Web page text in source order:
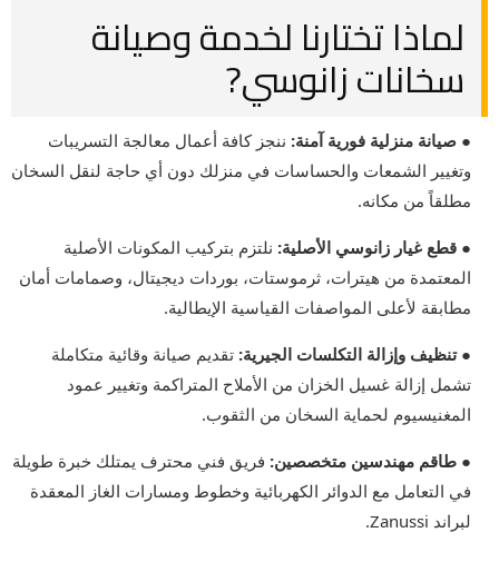
لماذا تختارنا لخدمة وصيانة
سخانات زانوسي?
● صيانة منزلية فورية آمنة: ننجز كافة أعمال معالجة التسريبات
وتغيير الشمعات والحساسات في منزلك دون أي حاجة لنقل السخان
مطلقاً من مكانه.
● قطع غيار زانوسي الأصلية: نلتزم بتركيب المكونات الأصلية
المعتمدة من هيترات، ثرموستات، بوردات ديجيتال، وصمامات أمان
مطابقة لأعلى المواصفات القياسية الإيطالية.
● تنظيف وإزالة التكلسات الجيرية: تقديم صيانة وقائية متكاملة
تشمل إزالة غسيل الخزان من الأملاح المتراكمة وتغيير عمود
المغنيسيوم لحماية السخان من الثقوب.
● طاقم مهندسين متخصصين: فريق فني محترف يمتلك خبرة طويلة
في التعامل مع الدوائر الكهربائية وخطوط ومسارات الغاز المعقدة
لبراند Zanussi.